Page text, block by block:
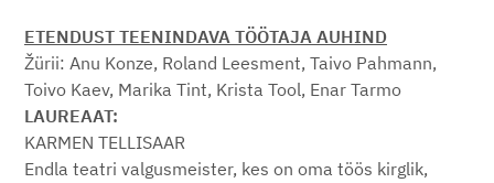
ETENDUST TEENINDAVA TÖÖTAJA AUHIND
Žürii: Anu Konze, Roland Leesment, Taivo Pahmann,
Toivo Kaev, Marika Tint, Krista Tool, Enar Tarmo
LAUREAAT:
KARMEN TELLISAAR
Endla teatri valgusmeister, kes on oma töös kirglik,